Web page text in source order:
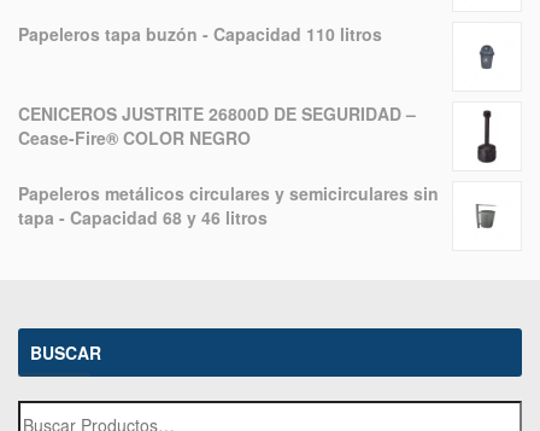
Papeleros tapa buzón - Capacidad 110 litros
CENICEROS JUSTRITE 26800D DE SEGURIDAD –
Cease-Fire® COLOR NEGRO
Papeleros metálicos circulares y semicirculares sin
tapa - Capacidad 68 y 46 litros
BUSCAR